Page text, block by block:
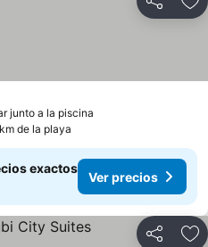
Compartir
junto a la piscina
de la playa
exactos
Ver precios
Compartir